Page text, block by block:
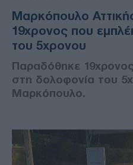
Μαρκόπουλο
19χρονος που
του 5χρονου
Παραδόθηκε
στη δολοφονία του
Μαρκόπουλο.